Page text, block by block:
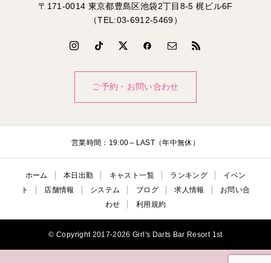
〒171-0014 東京都豊島区池袋2丁目8-5 梶ビル6F
（TEL:03-6912-5469）
ご予約・お問い合わせ
営業時間：19:00～LAST（年中無休）
ホーム 本日出勤 キャスト一覧 ランキング
イベン
ト
店舗情報 システム ブログ 求人情報
お問い合
わせ
利用規約
© Copyright 2017-2026 Girl's Darts Bar Resort 1st